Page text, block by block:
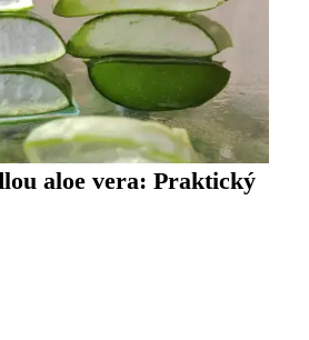
aloe vera: Praktický